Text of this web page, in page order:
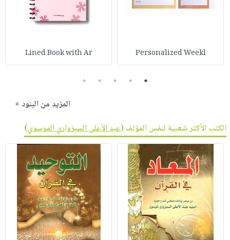
Personalized Weekl
Lined Book with Ar
1
2
3
4
5
المزيد من البنود »
الكتب الأكثر شعبية لنفس المؤلف (عبد الأعلى السبزواري الموسوي)